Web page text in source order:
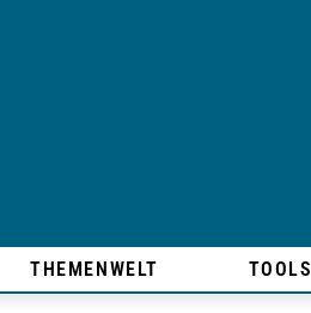
THEMENWELT TOOLS